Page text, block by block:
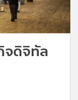
จดิจิทัล